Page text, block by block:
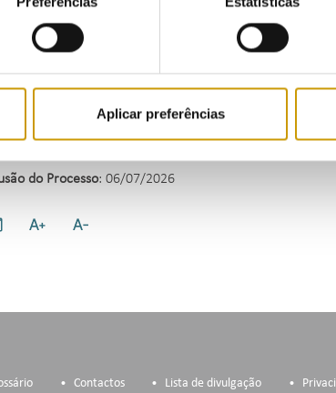
Aplicar preferências
o processo de contraordenação foi encerrado e
da coima no valor de 1 200,00 €.
5.º, n.º 1, al. a) e artigo 9.º, n.º 1, do Decreto-Lei n.º
do Processo: 06/07/2026
Contactos Lista de divulgação